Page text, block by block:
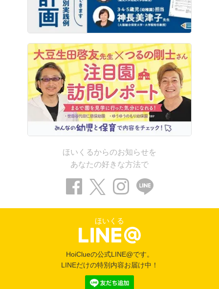
ほいくるからのお知らせを
あなたの好きな方法で
ほいくる
HoiClueの公式LINE@です。
LINEだけの特別内容お届け中！